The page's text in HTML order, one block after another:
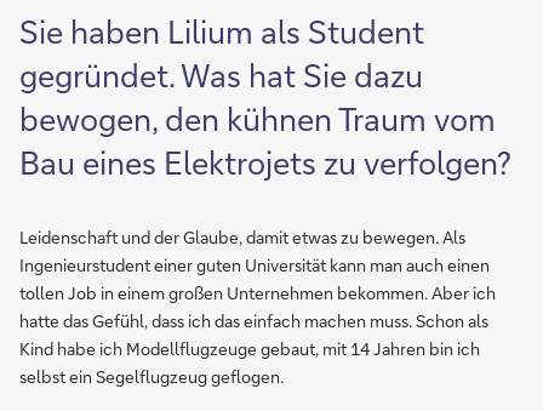
Sie haben Lilium als Student
gegründet. Was hat Sie dazu
bewogen, den kühnen Traum vom
Bau eines Elektrojets zu verfolgen?
Leidenschaft und der Glaube, damit etwas zu bewegen. Als
Ingenieurstudent einer guten Universität kann man auch einen
tollen Job in einem großen Unternehmen bekommen. Aber ich
hatte das Gefühl, dass ich das einfach machen muss. Schon als
Kind habe ich Modellflugzeuge gebaut, mit 14 Jahren bin ich
selbst ein Segelflugzeug geflogen.